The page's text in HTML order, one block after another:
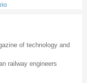
of technology and
railway engineers